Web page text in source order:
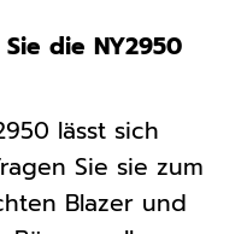
die NY2950
lässt sich
Sie sie zum
Blazer und